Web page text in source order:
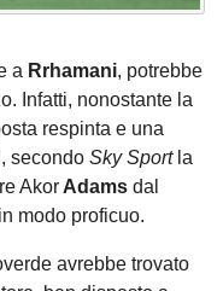
a Rrhamani, potrebbe
Infatti, nonostante la
respinta e una
secondo Sky Sportla
Akor Adams dal
modo proficuo.
avrebbe trovato